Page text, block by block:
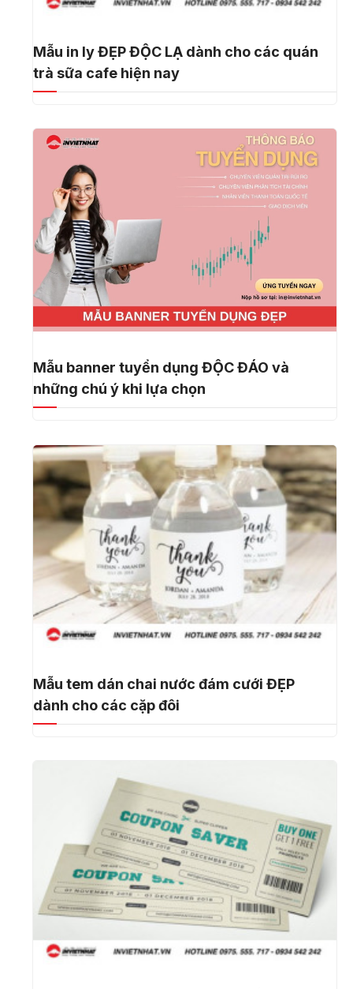
Mẫu in ly ĐẸP ĐỘC LẠ dành cho các quán
trà sữa cafe hiện nay
Mẫu banner tuyển dụng ĐỘC ĐÁO và
những chú ý khi lựa chọn
Mẫu tem dán chai nước đám cưới ĐẸP
dành cho các cặp đôi